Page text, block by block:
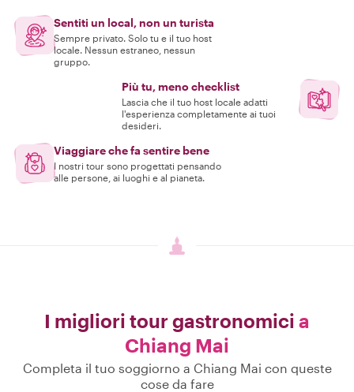
Sentiti un local, non un turista
Sempre privato. Solo tu e il tuo host
locale. Nessun estraneo, nessun
gruppo.
Più tu, meno checklist
Lascia che il tuo host locale adatti
l'esperienza completamente ai tuoi
desideri.
Viaggiare che fa sentire bene
I nostri tour sono progettati pensando
alle persone, ai luoghi e al pianeta.
I migliori tour gastronomici a
Chiang Mai
Completa il tuo soggiorno a Chiang Mai con queste
cose da fare